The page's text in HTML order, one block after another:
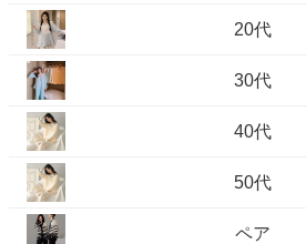
20代
30代
40代
50代
ペア